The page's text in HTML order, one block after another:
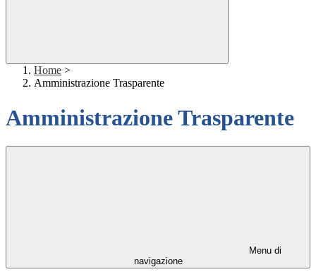
Home >
Amministrazione Trasparente
Amministrazione Trasparente
Menu di
navigazione